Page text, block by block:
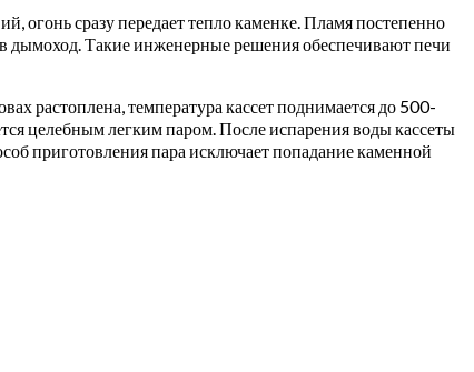
огонь сразу передает тепло каменке. Пламя постепенно
дымоход. Такие инженерные решения обеспечивают печи
растоплена, температура кассет поднимается до 500-
целебным легким паром. После испарения воды кассеты
приготовления пара исключает попадание каменной